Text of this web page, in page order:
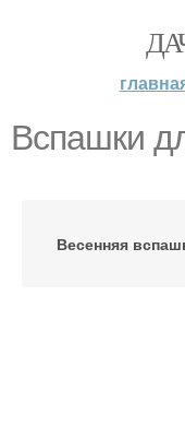
Вспашки
Весенняя